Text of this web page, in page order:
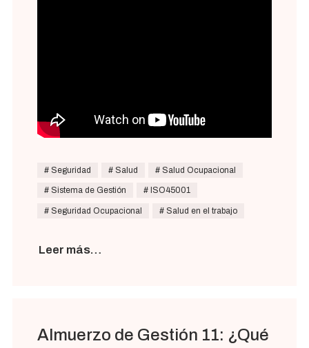
Seguridad Salud Salud Ocupacional
Sistema de Gestión ISO45001
Seguridad Ocupacional Salud en el trabajo
Leer más…
Almuerzo de Gestión 11: ¿Qué